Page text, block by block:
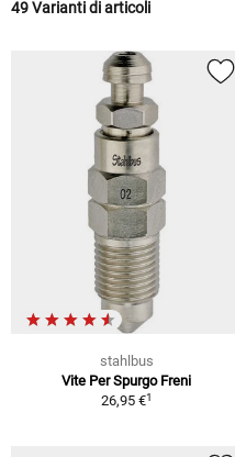
49 Varianti di articoli
stahlbus
Vite Per Spurgo Freni
26,95 €1